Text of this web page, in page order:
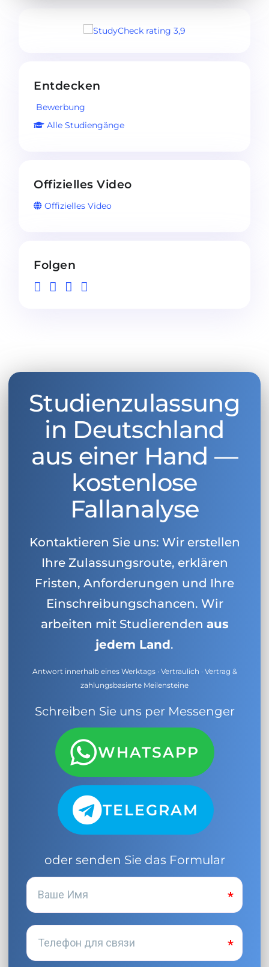
Entdecken
Bewerbung
Alle Studiengänge
Offizielles Video
Offizielles Video
Folgen
Studienzulassung
in Deutschland
aus einer Hand —
kostenlose
Fallanalyse
Kontaktieren Sie uns: Wir erstellen
Ihre Zulassungsroute, erklären
Fristen, Anforderungen und Ihre
Einschreibungschancen. Wir
arbeiten mit Studierenden aus
jedem Land.
Antwort innerhalb eines Werktags · Vertraulich · Vertrag &
zahlungsbasierte Meilensteine
Schreiben Sie uns per Messenger
WHATSAPP
TELEGRAM
oder senden Sie das Formular